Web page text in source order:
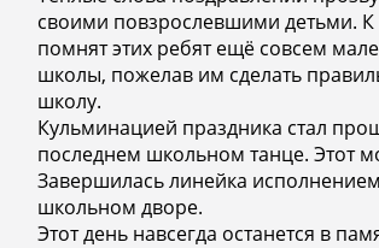
своими повзрослевшими детьми.
помнят этих ребят ещё совсем
школы, пожелав им сделать
школу.
Кульминацией праздника стал
последнем школьном танце. Этот
Завершилась линейка
школьном дворе.
Этот день навсегда останется в